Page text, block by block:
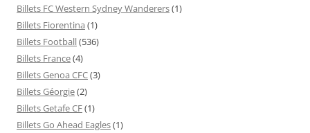
Billets FC Western Sydney Wanderers(1)
Billets Fiorentina (1)
Billets Football(536)
Billets France(4)
Billets Genoa CFC(3)
Billets Géorgie(2)
Billets Getafe CF(1)
Billets Go Ahead Eagles(1)